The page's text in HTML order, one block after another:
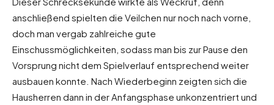
anschließend spielten die Veilchen nur noch nach vorne,
doch man vergab zahlreiche gute
Einschussmöglichkeiten, sodass man bis zur Pause den
Vorsprung nicht dem Spielverlauf entsprechend weiter
ausbauen konnte. Nach Wiederbeginn zeigten sich die
Hausherren dann in der Anfangsphase unkonzentriert und